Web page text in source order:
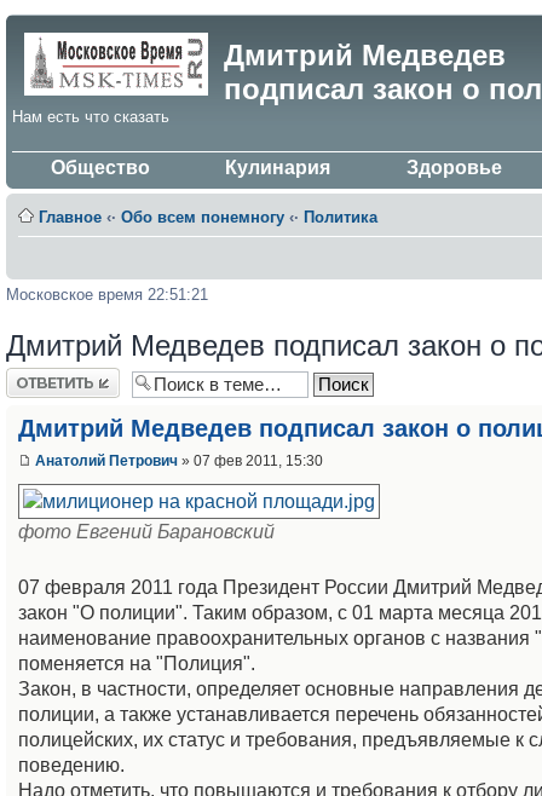
Дмитрий Медведев
подписал закон о
Нам есть что сказать
Общество Кулинария Здоровье
Главное ‹· Обо всем понемногу ‹· Политика
Московское время 22:51:21
Дмитрий Медведев подписал закон о
Ответить
Дмитрий Медведев подписал закон о
Анатолий Петрович » 07 фев 2011, 15:30
фото Евгений Барановский
07 февраля 2011 года Президент России Дмитрий
закон "О полиции". Таким образом, с 01 марта месяца
наименование правоохранительных органов с названия
поменяется на "Полиция".
Закон, в частности, определяет основные направления
полиции, а также устанавливается перечень
полицейских, их статус и требования, предъявляемые к
поведению.
Надо отметить, что повышаются и требования к отбору